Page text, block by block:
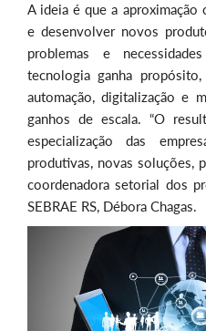
A ideia é que a aproximação
e desenvolver novos
problemas e
tecnologia ganha
automação, digitalização e
ganhos de escala. “O
especialização das
produtivas, novas soluções,
coordenadora setorial dos
SEBRAE RS, Débora Chagas.